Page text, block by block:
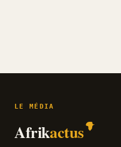
LE MÉDIA
Afrikactus